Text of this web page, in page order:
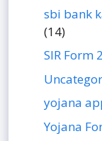
sbi bank
(14)
SIR Form
yojana
Yojana